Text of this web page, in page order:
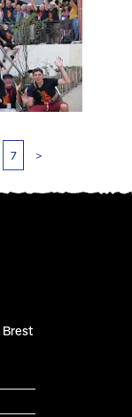
7 >
Brest